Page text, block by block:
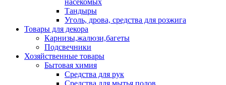
насекомых
Тандыры
Уголь, дрова, средства для розжига
Товары для декора
Карнизы,жалюзи,багеты
Подсвечники
Хозяйственные товары
Бытовая химия
Средства для рук